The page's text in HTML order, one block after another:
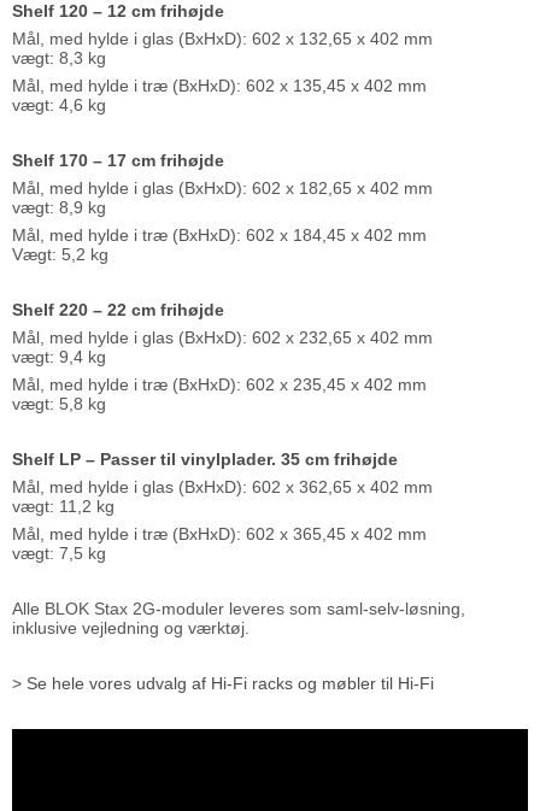
Shelf 120 – 12 cm frihøjde
Mål, med hylde i glas (BxHxD): 602 x 132,65 x 402 mm
vægt: 8,3 kg
Mål, med hylde i træ (BxHxD): 602 x 135,45 x 402 mm
vægt: 4,6 kg
Shelf 170 – 17 cm frihøjde
Mål, med hylde i glas (BxHxD): 602 x 182,65 x 402 mm
vægt: 8,9 kg
Mål, med hylde i træ (BxHxD): 602 x 184,45 x 402 mm
Vægt: 5,2 kg
Shelf 220 – 22 cm frihøjde
Mål, med hylde i glas (BxHxD): 602 x 232,65 x 402 mm
vægt: 9,4 kg
Mål, med hylde i træ (BxHxD): 602 x 235,45 x 402 mm
vægt: 5,8 kg
Shelf LP – Passer til vinylplader. 35 cm frihøjde
Mål, med hylde i glas (BxHxD): 602 x 362,65 x 402 mm
vægt: 11,2 kg
Mål, med hylde i træ (BxHxD): 602 x 365,45 x 402 mm
vægt: 7,5 kg
Alle BLOK Stax 2G-moduler leveres som saml-selv-løsning,
inklusive vejledning og værktøj.
> Se hele vores udvalg af Hi-Fi racks og møbler til Hi-Fi